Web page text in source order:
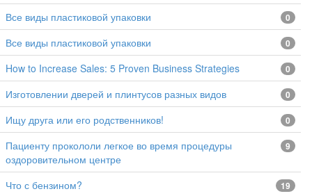
все виды пластиковой упаковки 0
все виды пластиковой упаковки 0
How to Increase Sales: 5 Proven Business Strategies 0
изготовлении дверей и плинтусов разных видов 0
Ищу друга или его родственников! 0
Пациенту прокололи легкое во время процедуры
оздоровительном центре
9
Что с бензином? 19